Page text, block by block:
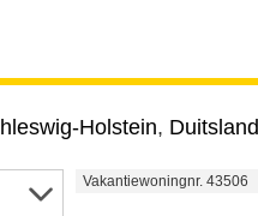
Holstein, Duitsland
Vakantiewoningnr. 43506